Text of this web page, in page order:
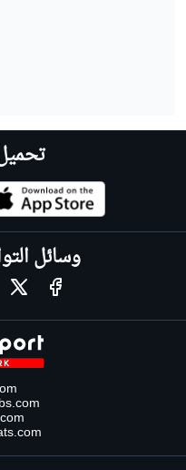
وسائل